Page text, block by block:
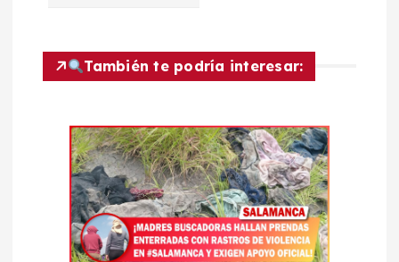
ó
n
También te podría interesar: